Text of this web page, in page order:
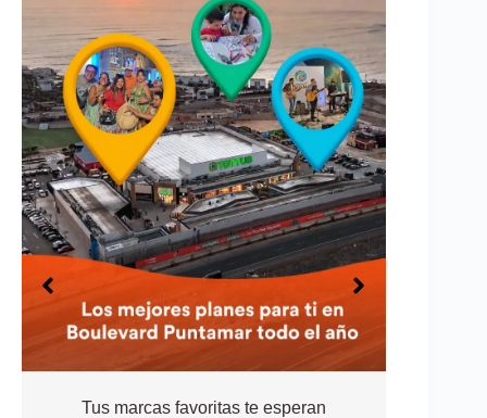
Tus marcas favoritas te esperan